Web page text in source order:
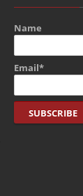
Name
Email*